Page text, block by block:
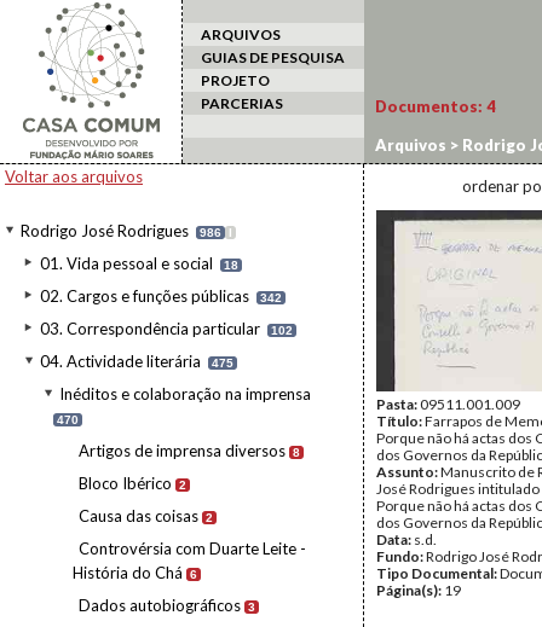
ARQUIVOS
GUIAS DE PESQUISA
PROJETO
PARCERIAS
Voltar aos arquivos
Rodrigo José Rodrigues 986 I
01. Vida pessoal e social 18
02. Cargos e funções públicas 342
03. Correspondência particular 102
04. Actividade literária 475
Inéditos e colaboração na imprensa
470
Artigos de imprensa diversos 8
Bloco Ibérico 2
Causa das coisas 2
Controvérsia com Duarte Leite -
História do Chá
6
Dados autobiográficos 3
Documentos: 4
Arquivos > Rodrigo
Farrapos de
ordenar
Pasta:09511.001.009
Título:Farrapos de
Porque não há actas dos
dos Governos da
Assunto:Manuscrito de
José Rodrigues intitulado
Porque não há actas dos
dos Governos da
Data: s.d.
Fundo:Rodrigo José
Tipo Documental:
Página(s): 19